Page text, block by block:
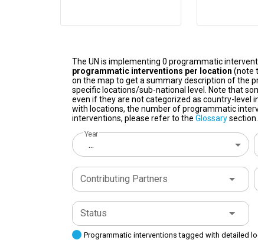
The UN is implementing 0 programmatic
programmatic interventions per location (note
on the map to get a summary description of the
specific locations/sub-national level. Note that
even if they are not categorized as country-level
with locations, the number of programmatic
interventions, please refer to the Glossarysection.
Year
...
Contributing Partners
Status
Programmatic interventions tagged with detailed